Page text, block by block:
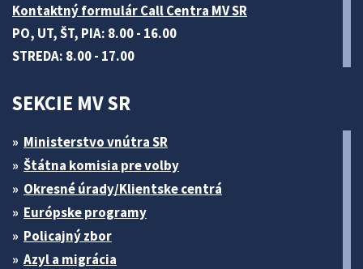
Kontaktný formulár Call Centra MV SR
PO, UT, ŠT, PIA: 8.00 - 16.00
STREDA: 8.00 - 17.00
SEKCIE MV SR
Ministerstvo vnútra SR
Štátna komisia pre volby
Okresné úrady/Klientske centrá
Európske programy
Policajný zbor
Azyl a migrácia